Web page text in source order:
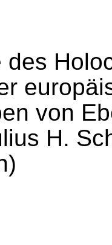
des
von
H.